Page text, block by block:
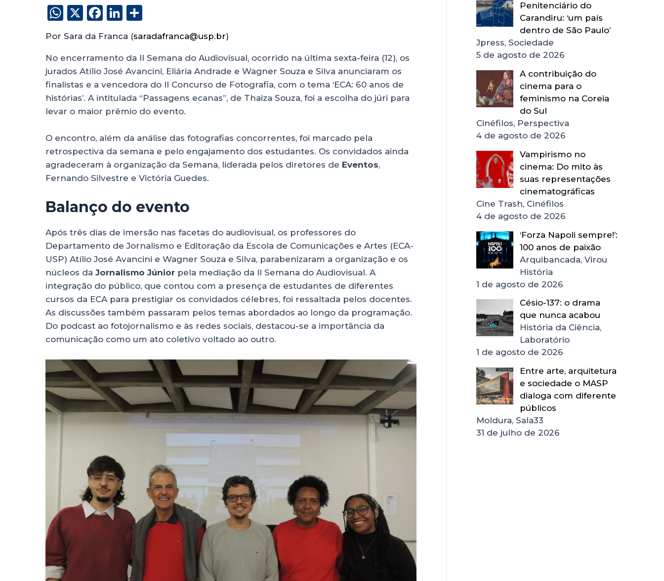
W
h
a
ts
A
p
p
X
F
a
c
e
b
o
o
Li
n
k
e
dI
n
a
re
Por Sara da Franca (saradafranca@usp.br)
No encerramento da II Semana do Audiovisual, ocorrido na última sexta-feira (12), os
jurados Atílio José Avancini, Eliária Andrade e Wagner Souza e Silva anunciaram os
finalistas e a vencedora do II Concurso de Fotografia, com o tema ‘ECA: 60 anos de
histórias’. A intitulada “Passagens ecanas”, de Thaiza Souza, foi a escolha do júri para
levar o maior prêmio do evento.
O encontro, além da análise das fotografias concorrentes, foi marcado pela
retrospectiva da semana e pelo engajamento dos estudantes. Os convidados ainda
agradeceram à organização da Semana, liderada pelos diretores de Eventos,
Fernando Silvestre e Victória Guedes.
Balanço do evento
Após três dias de imersão nas facetas do audiovisual, os professores do
Departamento de Jornalismo e Editoração da Escola de Comunicações e Artes (ECA-
USP) Atílio José Avancini e Wagner Souza e Silva, parabenizaram a organização e os
núcleos da Jornalismo Júnior pela mediação da II Semana do Audiovisual. A
integração do público, que contou com a presença de estudantes de diferentes
cursos da ECA para prestigiar os convidados célebres, foi ressaltada pelos docentes.
As discussões também passaram pelos temas abordados ao longo da programação.
Do podcast ao fotojornalismo e às redes sociais, destacou-se a importância da
comunicação como um ato coletivo voltado ao outro.
Penitenciário do
Carandiru: ‘um país
dentro de São Paulo’
Jpress, Sociedade
5 de agosto de 2026
A contribuição do
cinema para o
feminismo na Coreia
do Sul
Cinéfilos, Perspectiva
4 de agosto de 2026
Vampirismo no
cinema: Do mito às
suas representações
cinematográficas
Cine Trash, Cinéfilos
4 de agosto de 2026
‘Forza Napoli sempre!’:
100 anos de paixão
Arquibancada, Virou
História
1 de agosto de 2026
Césio-137: o drama
que nunca acabou
História da Ciência,
Laboratório
1 de agosto de 2026
Entre arte, arquitetura
e sociedade o MASP
dialoga com diferente
públicos
Moldura, Sala33
31 de julho de 2026